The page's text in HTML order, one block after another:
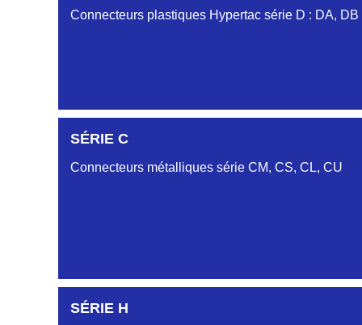
Connecteurs plastiques Hypertac série D : DA, DB
SÉRIE C
Connecteurs métalliques série CM, CS, CL, CU
SÉRIE H